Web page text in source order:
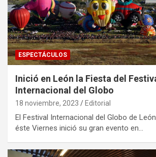
ESPECTÁCULOS
Inició en León la Fiesta del
Internacional del Globo
18 noviembre, 2023 Editorial
El Festival Internacional del Globo de
éste Viernes inició su gran evento en…